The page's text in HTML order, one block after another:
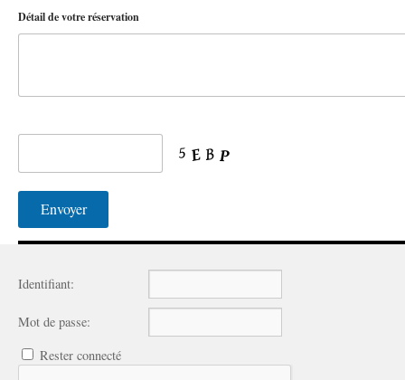
Détail de votre réservation
Identifiant:
Mot de passe:
Rester connecté